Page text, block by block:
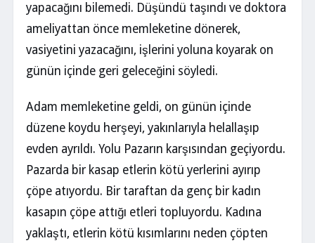
yapacağını bilemedi. Düşündü taşındı ve doktora
ameliyattan önce memleketine dönerek,
vasiyetini yazacağını, işlerini yoluna koyarak on
günün içinde geri geleceğini söyledi.
Adam memleketine geldi, on günün içinde
düzene koydu herşeyi, yakınlarıyla helallaşıp
evden ayrıldı. Yolu Pazarın karşısından geçiyordu.
Pazarda bir kasap etlerin kötü yerlerini ayırıp
çöpe atıyordu. Bir taraftan da genç bir kadın
kasapın çöpe attığı etleri topluyordu. Kadına
yaklaştı, etlerin kötü kısımlarını neden çöpten